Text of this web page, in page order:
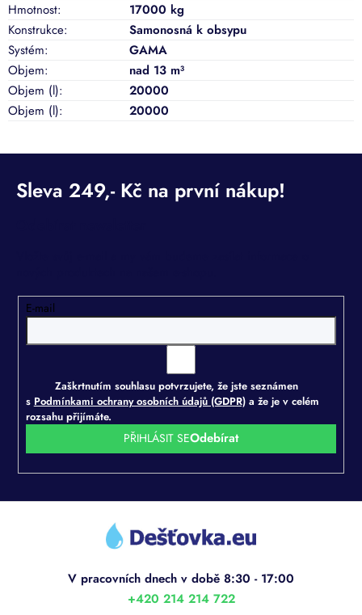
Hmotnost:
17000 kg
Konstrukce:
Samonosná k obsypu
Systém:
GAMA
Objem:
nad 13 m³
Objem (l):
20000
Objem (l): 20000
E-mail
Zaškrtnutím souhlasu potvrzujete, že jste seznámen
s Podmínkami ochrany osobních údajů (GDPR)a že je v celém
rozsahu přijímáte.
PŘIHLÁSIT SE
Z
+420 214 214 722